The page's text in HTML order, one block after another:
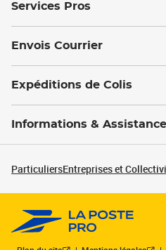
Services Pros
Envois Courrier
Expéditions de Colis
Informations & Assistance
ParticuliersEntreprises et